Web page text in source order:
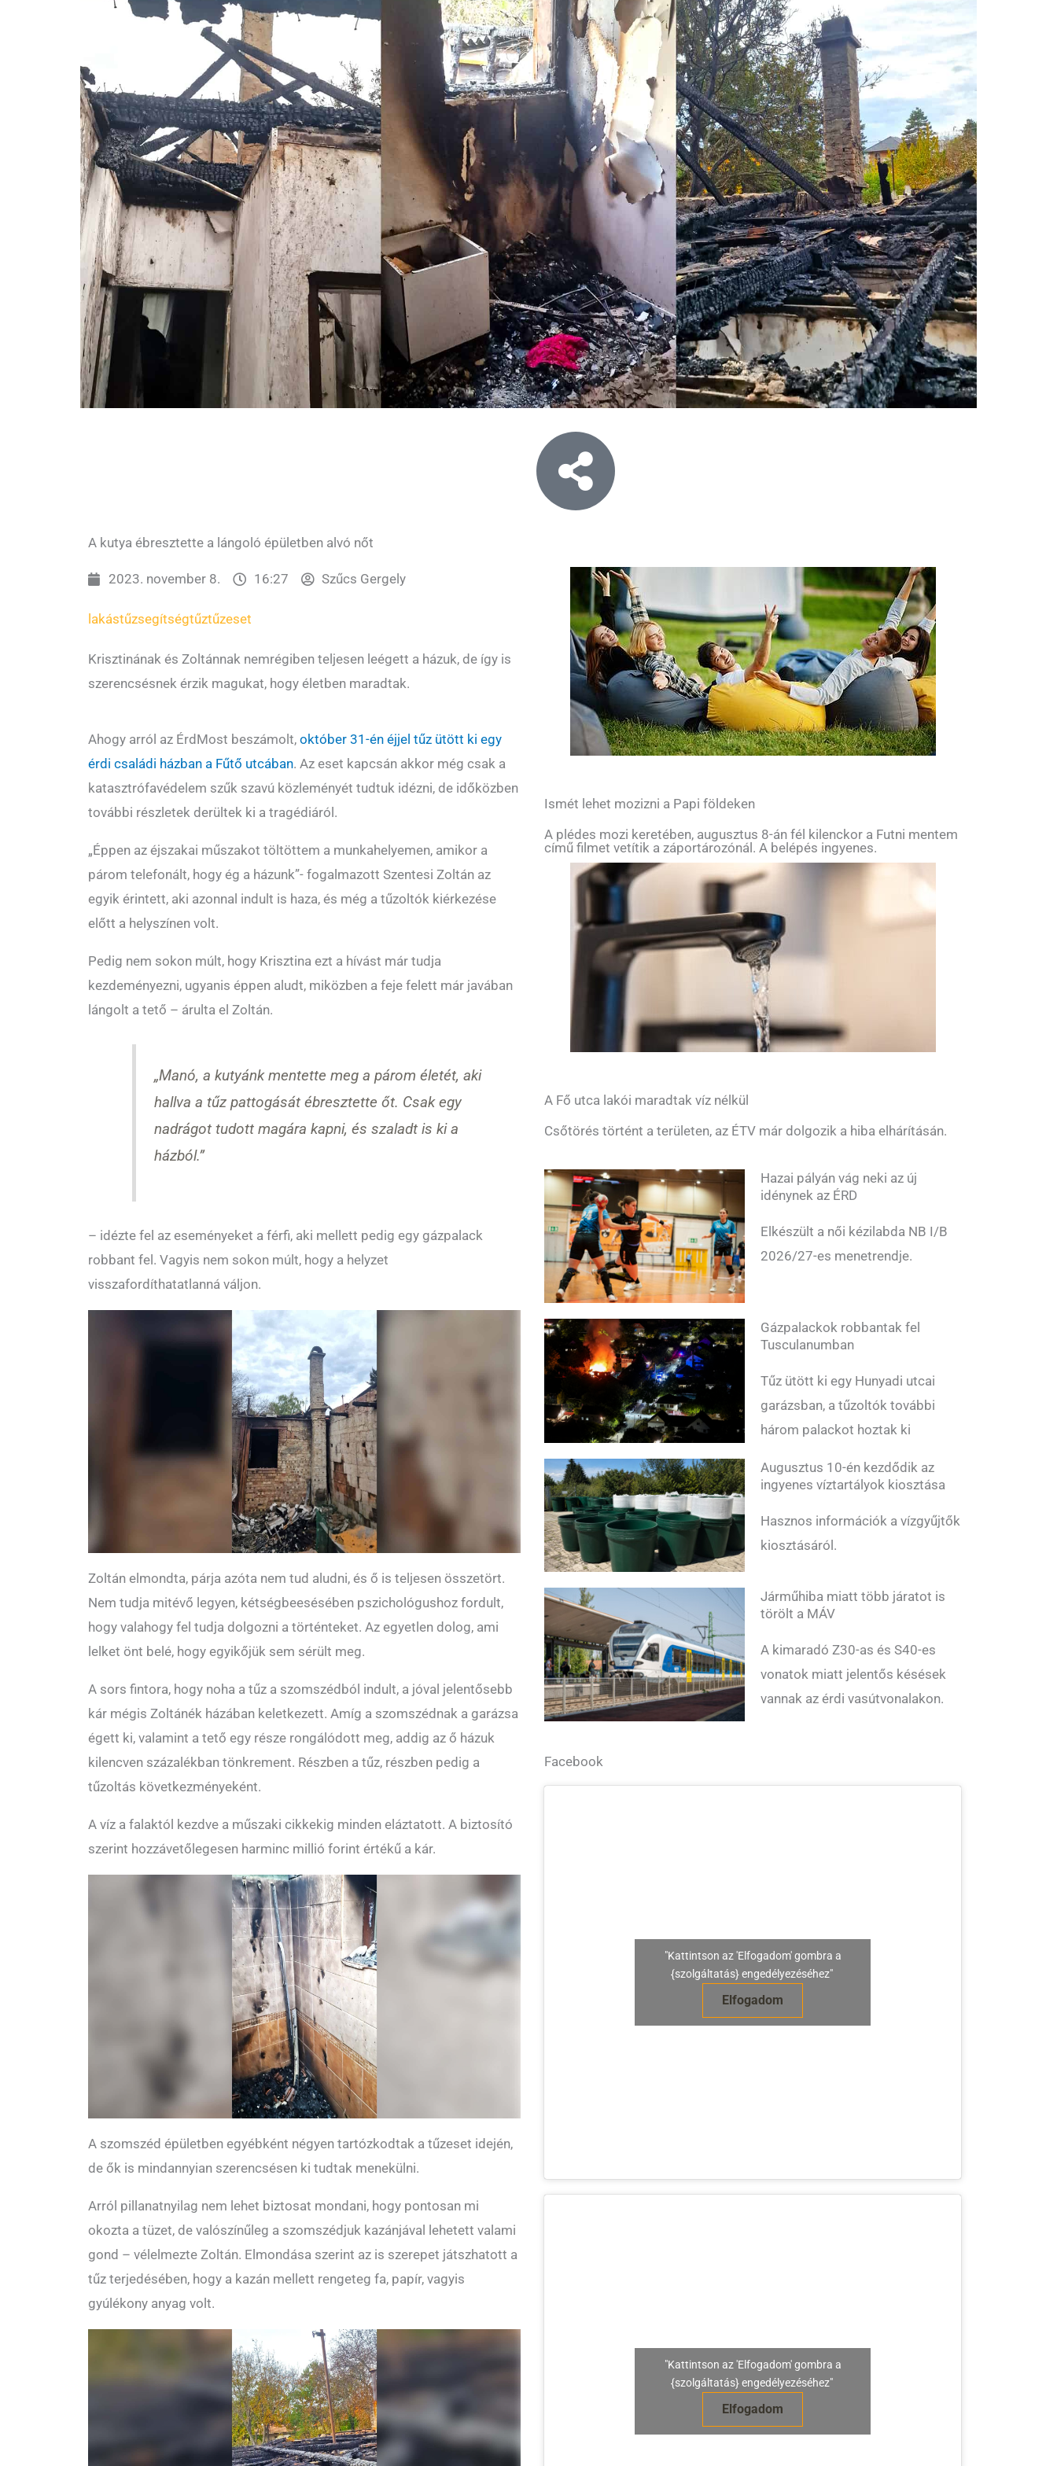
A kutya ébresztette a lángoló épületben alvó nőt
2023. november 8. 16:27 Szűcs Gergely
lakástűzsegítségtűztűzeset
Krisztinának és Zoltánnak nemrégiben teljesen leégett a házuk, de így is
szerencsésnek érzik magukat, hogy életben maradtak.
Ahogy arról az ÉrdMost beszámolt, október 31-én éjjel tűz ütött ki egy
érdi családi házban a Fűtő utcában. Az eset kapcsán akkor még csak a
katasztrófavédelem szűk szavú közleményét tudtuk idézni, de időközben
további részletek derültek ki a tragédiáról.
„Éppen az éjszakai műszakot töltöttem a munkahelyemen, amikor a
párom telefonált, hogy ég a házunk”- fogalmazott Szentesi Zoltán az
egyik érintett, aki azonnal indult is haza, és még a tűzoltók kiérkezése
előtt a helyszínen volt.
Pedig nem sokon múlt, hogy Krisztina ezt a hívást már tudja
kezdeményezni, ugyanis éppen aludt, miközben a feje felett már javában
lángolt a tető – árulta el Zoltán.
„Manó, a kutyánk mentette meg a párom életét, aki
hallva a tűz pattogását ébresztette őt. Csak egy
nadrágot tudott magára kapni, és szaladt is ki a
házból.”
– idézte fel az eseményeket a férfi, aki mellett pedig egy gázpalack
robbant fel. Vagyis nem sokon múlt, hogy a helyzet
visszafordíthatatlanná váljon.
Zoltán elmondta, párja azóta nem tud aludni, és ő is teljesen összetört.
Nem tudja mitévő legyen, kétségbeesésében pszichológushoz fordult,
hogy valahogy fel tudja dolgozni a történteket. Az egyetlen dolog, ami
lelket önt belé, hogy egyikőjük sem sérült meg.
A sors fintora, hogy noha a tűz a szomszédból indult, a jóval jelentősebb
kár mégis Zoltánék házában keletkezett. Amíg a szomszédnak a garázsa
égett ki, valamint a tető egy része rongálódott meg, addig az ő házuk
kilencven százalékban tönkrement. Részben a tűz, részben pedig a
tűzoltás következményeként.
A víz a falaktól kezdve a műszaki cikkekig minden eláztatott. A biztosító
szerint hozzávetőlegesen harminc millió forint értékű a kár.
A szomszéd épületben egyébként négyen tartózkodtak a tűzeset idején,
de ők is mindannyian szerencsésen ki tudtak menekülni.
Arról pillanatnyilag nem lehet biztosat mondani, hogy pontosan mi
okozta a tüzet, de valószínűleg a szomszédjuk kazánjával lehetett valami
gond – vélelmezte Zoltán. Elmondása szerint az is szerepet játszhatott a
tűz terjedésében, hogy a kazán mellett rengeteg fa, papír, vagyis
gyúlékony anyag volt.
Ismét lehet mozizni a Papi földeken
A plédes mozi keretében, augusztus 8-án fél kilenckor a Futni mentem
című filmet vetítik a záportározónál. A belépés ingyenes.
A Fő utca lakói maradtak víz nélkül
Csőtörés történt a területen, az ÉTV már dolgozik a hiba elhárításán.
Hazai pályán vág neki az új
idénynek az ÉRD
Elkészült a női kézilabda NB I/B
2026/27-es menetrendje.
Gázpalackok robbantak fel
Tusculanumban
Tűz ütött ki egy Hunyadi utcai
garázsban, a tűzoltók további
három palackot hoztak ki
Augusztus 10-én kezdődik az
ingyenes víztartályok kiosztása
Hasznos információk a vízgyűjtők
kiosztásáról.
Járműhiba miatt több járatot is
törölt a MÁV
A kimaradó Z30-as és S40-es
vonatok miatt jelentős késések
vannak az érdi vasútvonalakon.
Facebook
"Kattintson az 'Elfogadom' gombra a
{szolgáltatás} engedélyezéséhez"
Elfogadom
"Kattintson az 'Elfogadom' gombra a
{szolgáltatás} engedélyezéséhez"
Elfogadom